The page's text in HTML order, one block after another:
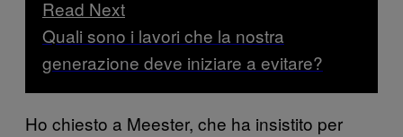
Read Next
Quali sono i lavori che la nostra
generazione deve iniziare a evitare?
Ho chiesto a Meester, che ha insistito per